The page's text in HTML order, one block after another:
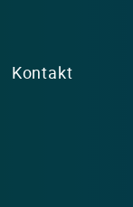
Kontakt